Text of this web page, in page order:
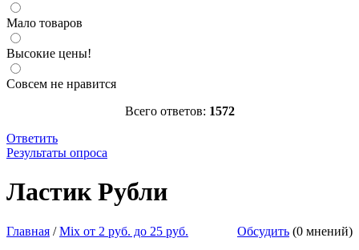
Мало товаров
Высокие цены!
Совсем не нравится
Всего ответов: 1572
Ответить
Результаты опроса
идут в ногу со временем. Такой вот ластик может помочь
ребенку плавно перейти из детства во взрослую жизнь.
http://parkservis.ru/data/small/21559.jpg
http://parkservis.ru/product_4130.html
USD In stock
Ластик Рубли
Обсудить (0 мнений)
Главная /Mix от 2 руб. до 25 руб.